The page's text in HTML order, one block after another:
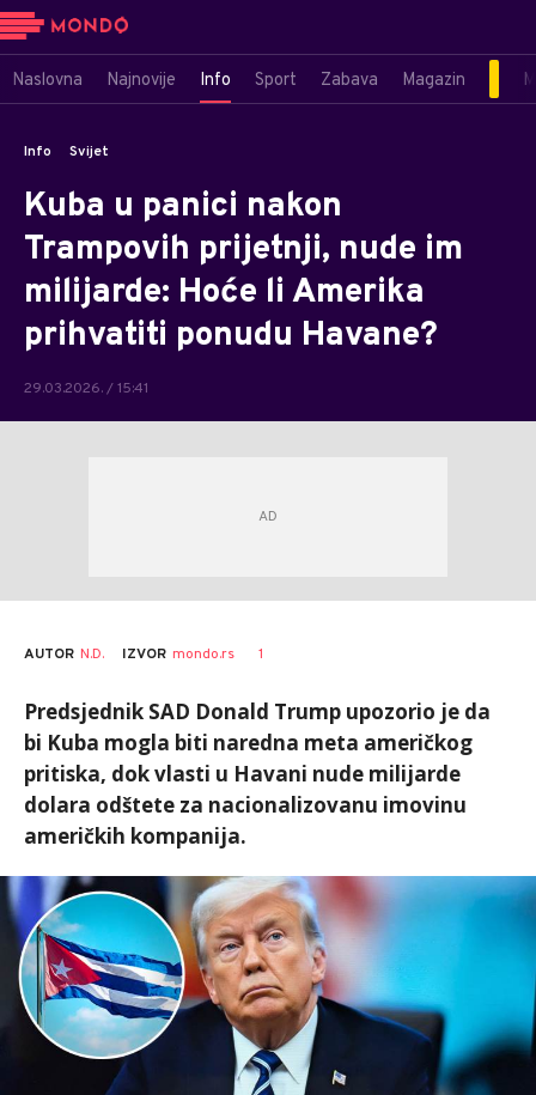
Naslovna Najnovije Info Sport Zabava Magazin
Info Svijet
Kuba u panici nakon
Trampovih prijetnji, nude im
milijarde: Hoće li Amerika
prihvatiti ponudu Havane?
29.03.2026. / 15:41
AUTOR N.D. IZVOR mondo.rs 1
Predsjednik SAD Donald Trump upozorio je da
bi Kuba mogla biti naredna meta američkog
pritiska, dok vlasti u Havani nude milijarde
dolara odštete za nacionalizovanu imovinu
američkih kompanija.